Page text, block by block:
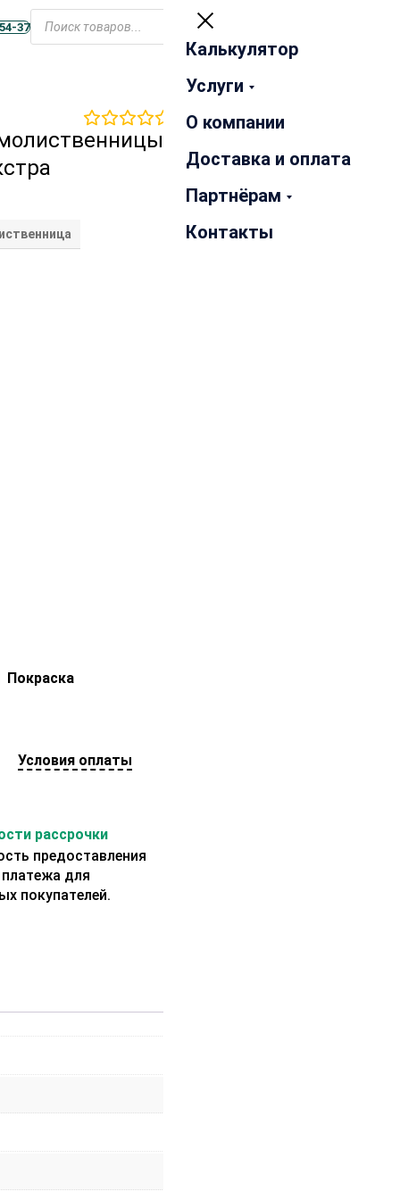
37
Закрыть
Калькулятор
Услуги
О компании
Доставка и оплата
Партнёрам
Контакты
отзывов
Покраска
Условия оплаты
рассрочки
предоставления
для
покупателей.